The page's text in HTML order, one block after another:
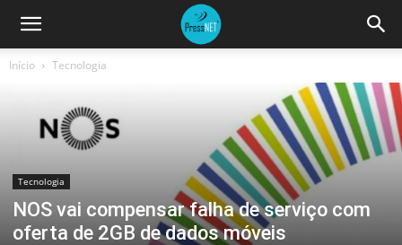
Início Tecnologia
Tecnologia
NOS vai compensar falha de serviço com
oferta de 2GB de dados móveis